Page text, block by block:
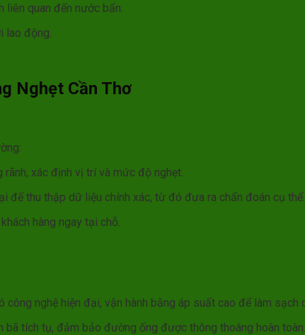
liên quan đến nước bẩn.
lao động.
Nghẹt Cần Thơ
xác định vị trí và mức độ nghẹt.
để thu thập dữ liệu chính xác, từ đó đưa ra chẩn đoán cụ thể.
hàng ngay tại chỗ.
công nghệ hiện đại, vận hành bằng áp suất cao để làm sạch
bã tích tụ, đảm bảo đường ống được thông thoáng hoàn toàn.